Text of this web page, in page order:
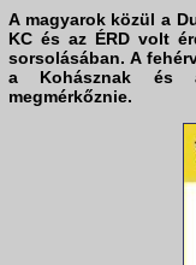
A magyarok közül a
KC és az ÉRD volt
sorsolásában. A
a Kohásznak és
megmérkőznie.